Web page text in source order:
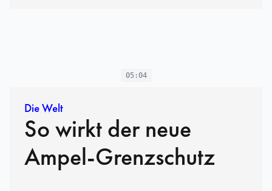
05:04
Die Welt
So wirkt der neue
Ampel-Grenzschutz